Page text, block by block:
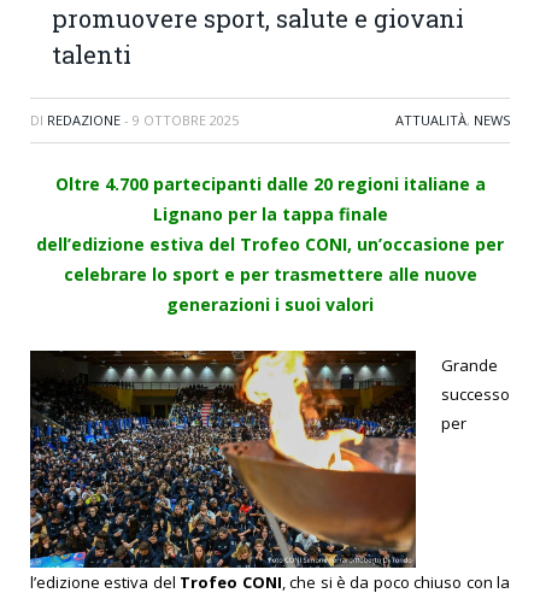
promuovere sport, salute e giovani
talenti
DI REDAZIONE - 9 OTTOBRE 2025 ATTUALITÀ, NEWS
Oltre 4.700 partecipanti dalle 20 regioni italiane a
Lignano per la tappa finale
dell’edizione estiva del Trofeo CONI, un’occasione per
celebrare lo sport e per trasmettere alle nuove
generazioni i suoi valori
Grande
successo
per
l’edizione estiva del Trofeo CONI, che si è da poco chiuso con la